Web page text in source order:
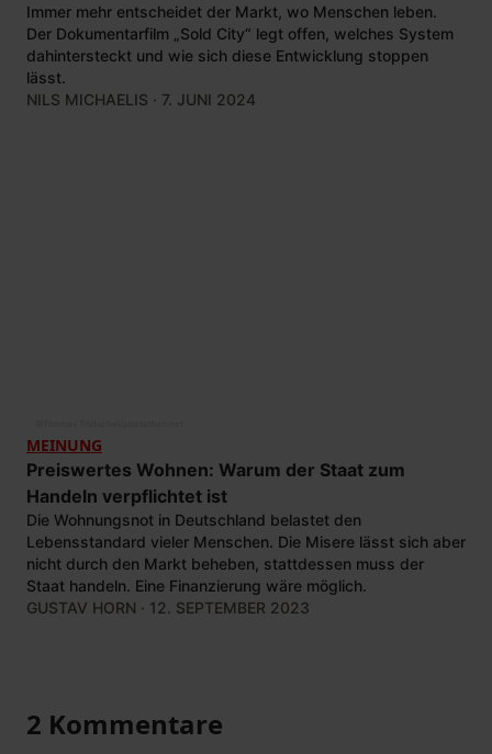
Immer mehr entscheidet der Markt, wo Menschen leben.
Der Dokumentarfilm „Sold City“ legt offen, welches System
dahintersteckt und wie sich diese Entwicklung stoppen
lässt.
NILS MICHAELIS · 7. JUNI 2024
MEINUNG
Preiswertes Wohnen: Warum der Staat zum
Handeln verpflichtet ist
Die Wohnungsnot in Deutschland belastet den
Lebensstandard vieler Menschen. Die Misere lässt sich aber
nicht durch den Markt beheben, stattdessen muss der
Staat handeln. Eine Finanzierung wäre möglich.
GUSTAV HORN · 12. SEPTEMBER 2023
2 Kommentare